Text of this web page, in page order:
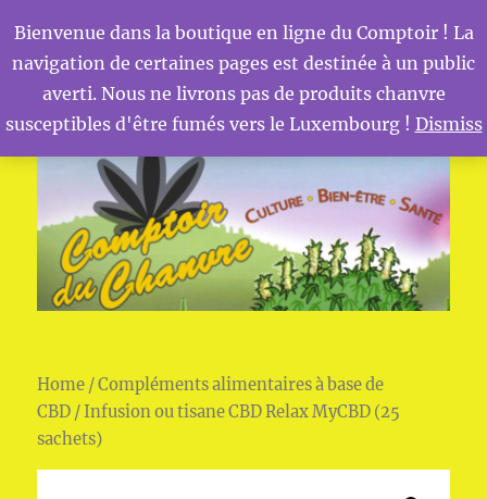
Comptoir du Chanvre
MENU
Home /Compléments alimentaires à base de
CBD / Infusion ou tisane CBD Relax MyCBD (25
sachets)
Bienvenue dans la boutique en ligne du Comptoir ! La
navigation de certaines pages est destinée à un public
averti. Nous ne livrons pas de produits chanvre
susceptibles d'être fumés vers le Luxembourg ! Dismiss